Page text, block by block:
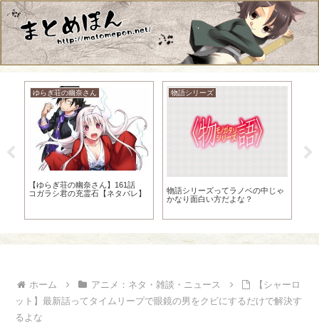
ゆらぎ荘の幽奈さん
【ゆらぎ荘の幽奈さん】51話 お
似合いのカップル？！狭霧さんも
ドラゴンクエスト
の矢口真里”扱いｗｗｗｗｗｗｗｗ
ホーム アニメ：ネタ・雑談・ニュース
【シャーロ
ット】最新話ってタイムリープで眼鏡の男をクビにするだけで解決す
るよな